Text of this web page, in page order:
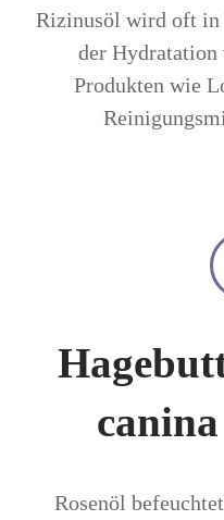
Rizinusöl wird oft in
der Hydratation
Produkten wie
Rosenöl